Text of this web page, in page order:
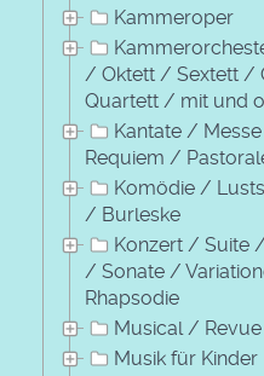
Kammeroper
/ Oktett / Sextett /
Quartett / mit und
Kantate /
Requiem /
Komödie /
/ Burleske
Konzert / Suite
/ Sonate /
Rhapsodie
Musical / Revue
Musik für Kinder